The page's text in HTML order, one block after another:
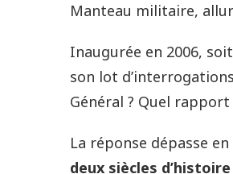
Manteau militaire,
Inaugurée en 2006,
son lot
Général ? Quel rapport
La réponse dépasse
deux siècles